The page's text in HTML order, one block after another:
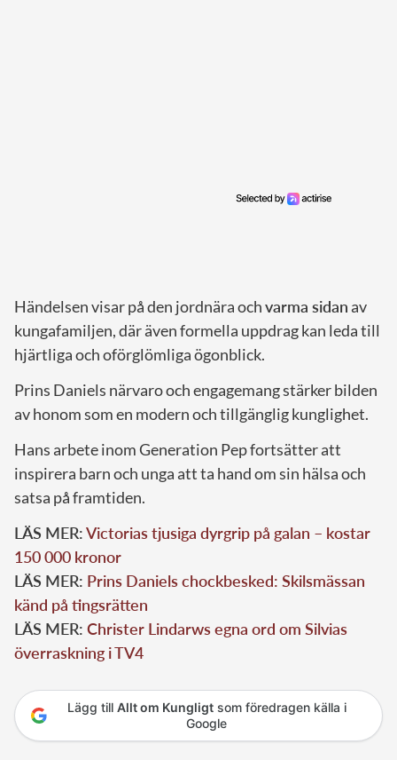
Händelsen visar på den jordnära ochvarma sidan av
kungafamiljen, där även formella uppdrag kan leda till
hjärtliga och oförglömliga ögonblick.
Prins Daniels närvaro och engagemang stärker bilden
av honom som en modern och tillgänglig kunglighet.
Hans arbete inom Generation Pep fortsätter att
inspirera barn och unga att ta hand om sin hälsa och
satsa på framtiden.
LÄS MER:Victorias tjusiga dyrgrip på galan – kostar
150 000 kronor
LÄS MER: Prins Daniels chockbesked: Skilsmässan
känd på tingsrätten
LÄS MER: Christer Lindarws egna ord om Silvias
överraskning i TV4
Lägg till Allt om Kungligtsom föredragen källa i
Google